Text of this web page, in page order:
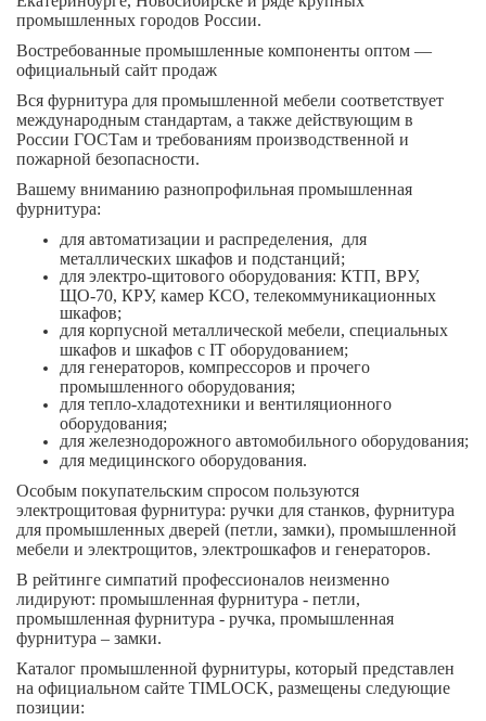
промышленных городов России.
Востребованные промышленные компоненты оптом —
официальный сайт продаж
Вся фурнитура для промышленной мебели соответствует
международным стандартам, а также действующим в
России ГОСТам и требованиям производственной и
пожарной безопасности.
Вашему вниманию разнопрофильная промышленная
фурнитура:
для автоматизации и распределения, для
металлических шкафов и подстанций;
для электро-щитового оборудования: КТП, ВРУ,
ЩО-70, КРУ, камер КСО, телекоммуникационных
шкафов;
для корпусной металлической мебели, специальных
шкафов и шкафов с IT оборудованием;
для генераторов, компрессоров и прочего
промышленного оборудования;
для тепло-хладотехники и вентиляционного
оборудования;
для железнодорожного автомобильного оборудования;
для медицинского оборудования.
Особым покупательским спросом пользуются
электрощитовая фурнитура: ручки для станков, фурнитура
для промышленных дверей (петли, замки), промышленной
мебели и электрощитов, электрошкафов и генераторов.
В рейтинге симпатий профессионалов неизменно
лидируют: промышленная фурнитура - петли,
промышленная фурнитура - ручка, промышленная
фурнитура – замки.
Каталог промышленной фурнитуры, который представлен
на официальном сайте TIMLOCK, размещены следующие
позиции: